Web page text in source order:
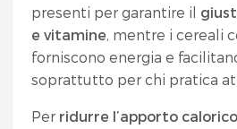
presenti per garantire il
e vitamine, mentre i cereali
forniscono energia e
soprattutto per chi pratica
Per ridurre l’apporto calorico